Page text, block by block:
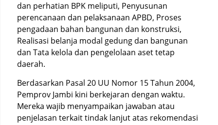
dan perhatian BPK meliputi, Penyusunan
perencanaan dan pelaksanaan APBD, Proses
pengadaan bahan bangunan dan konstruksi,
Realisasi belanja modal gedung dan bangunan
dan Tata kelola dan pengelolaan aset tetap
daerah.
Berdasarkan Pasal 20 UU Nomor 15 Tahun 2004,
Pemprov Jambi kini berkejaran dengan waktu.
Mereka wajib menyampaikan jawaban atau
penjelasan terkait tindak lanjut atas rekomendasi